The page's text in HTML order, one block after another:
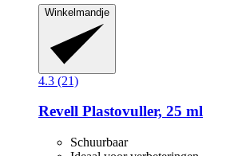
Winkelmandje
4.3 (21)
Revell Plastovuller, 25 ml
Schuurbaar